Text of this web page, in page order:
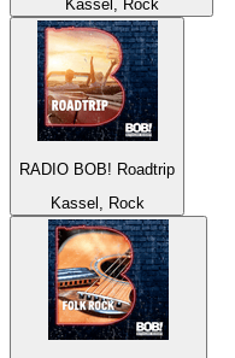
Kassel, Rock
RADIO BOB! Roadtrip
Kassel, Rock